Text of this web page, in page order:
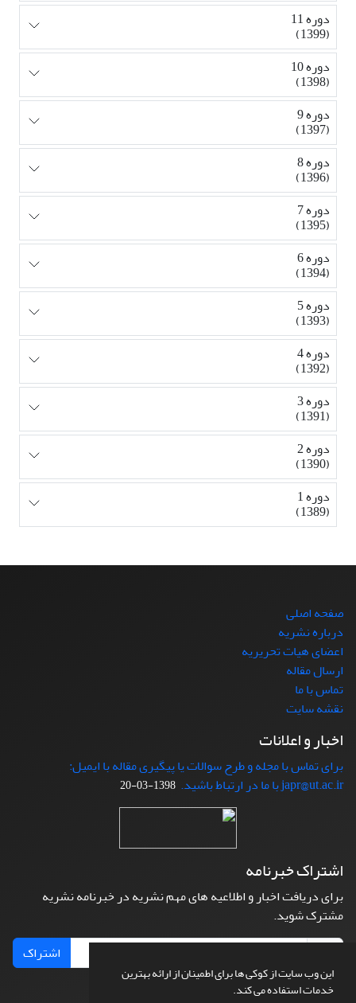
این وب سایت از کوکی ها برای اطمینان از ارائه بهترین
خدمات استفاده می کند.
دوره 11
(1399)
دوره 10
(1398)
دوره 9
(1397)
دوره 8
(1396)
دوره 7
(1395)
دوره 6
(1394)
دوره 5
(1393)
دوره 4
(1392)
دوره 3
(1391)
دوره 2
(1390)
دوره 1
(1389)
صفحه اصلی
درباره نشریه
اعضای هیات تحریریه
ارسال مقاله
تماس با ما
نقشه سایت
اخبار و اعلانات
برای تماس با مجله و طرح سوالات یا پیگیری مقاله با ایمیل:
japr@ut.ac.ir با ما در ارتباط باشید.
1398-03-20
اشتراک خبرنامه
برای دریافت اخبار و اطلاعیه های مهم نشریه در خبرنامه نشریه
مشترک شوید.
اشتراک